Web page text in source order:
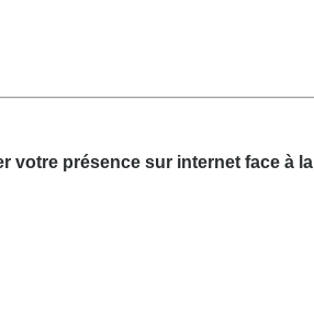
votre présence sur internet face à la